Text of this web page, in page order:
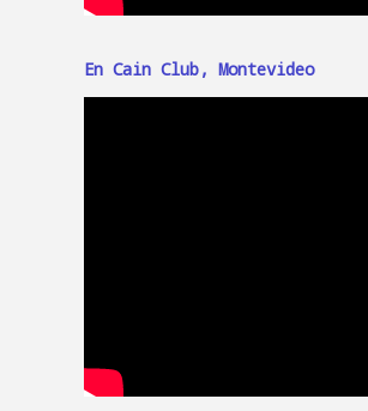
En Cain Club, Montevideo